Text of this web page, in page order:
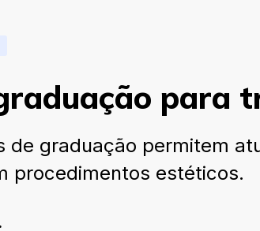
para
de graduação permitem
procedimentos estéticos.